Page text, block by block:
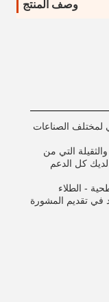
وصف المنتج
لمختلف الصناعات
التي من
كل الدعم
- الطلاء
في تقديم المشورة